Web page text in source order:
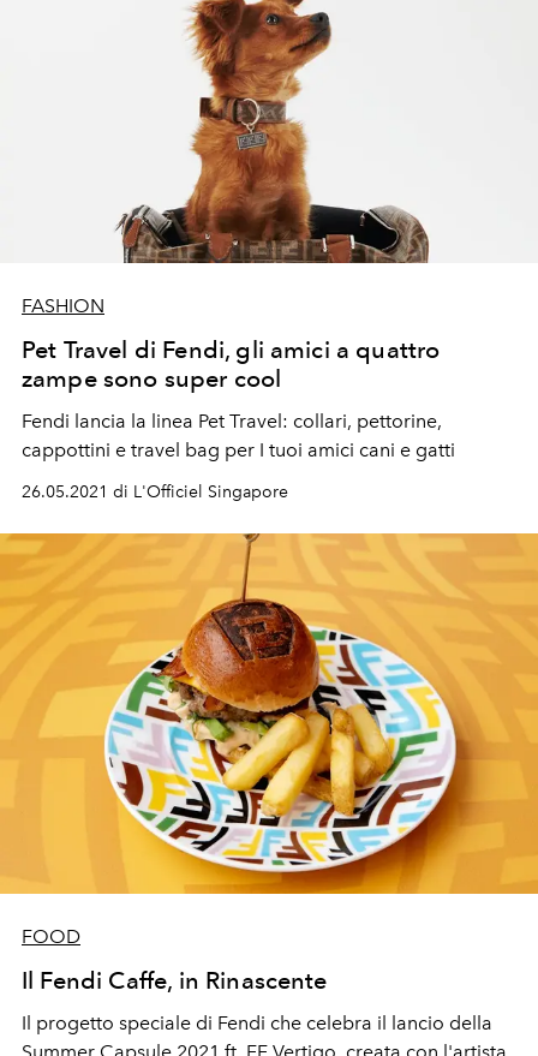
FASHION
Pet Travel di Fendi, gli amici a quattro
zampe sono super cool
Fendi lancia la linea Pet Travel: collari, pettorine,
cappottini e travel bag per I tuoi amici cani e gatti
26.05.2021 di L'Officiel Singapore
FOOD
Il Fendi Caffe, in Rinascente
Il progetto speciale di Fendi che celebra il lancio della
Summer Capsule 2021 ft. FF Vertigo, creata con l'artista